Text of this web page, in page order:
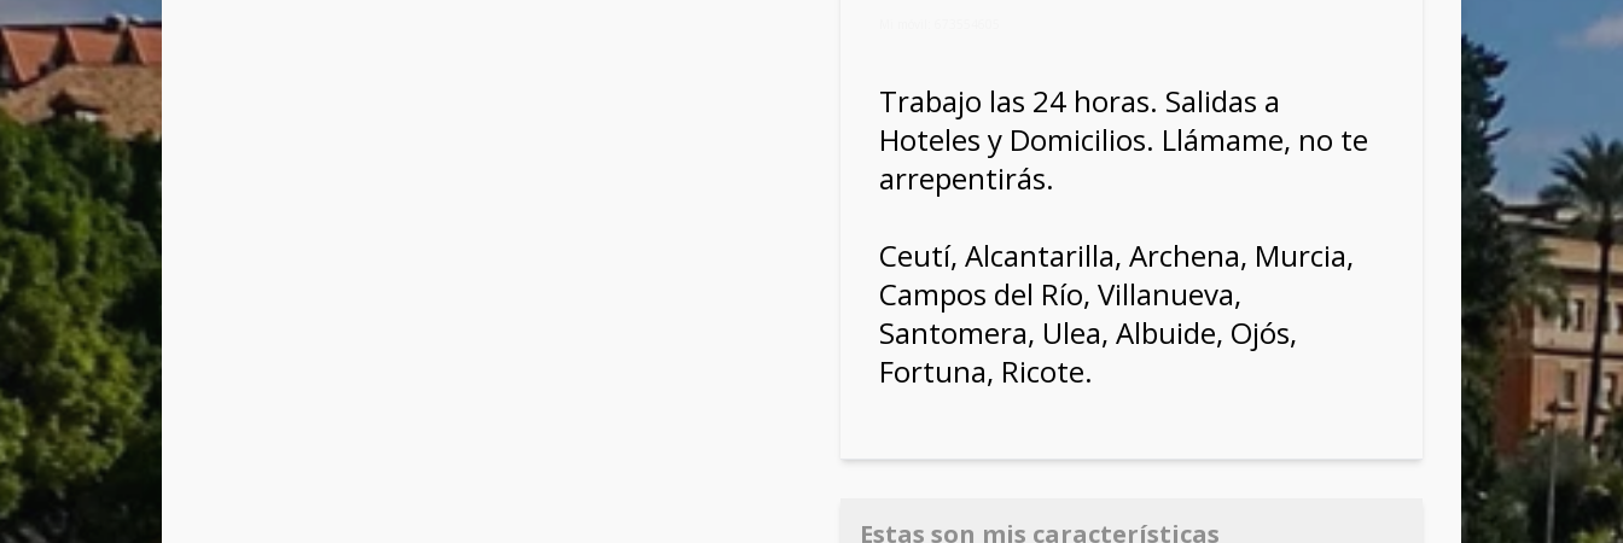
Trabajo las 24 horas. Salidas a
Hoteles y Domicilios. Llámame, no te
arrepentirás.
Ceutí, Alcantarilla, Archena, Murcia,
Campos del Río, Villanueva,
Santomera, Ulea, Albuide, Ojós,
Fortuna, Ricote.
Estas son mis características